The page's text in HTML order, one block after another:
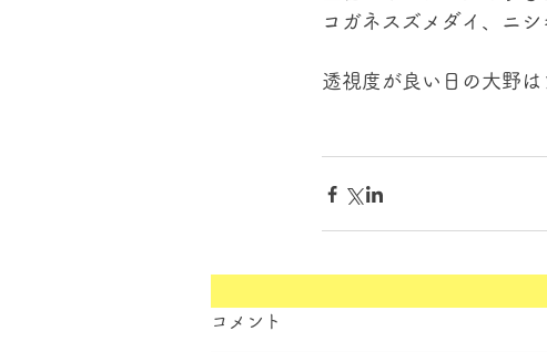
コガネスズメダイ、ニ
透視度が良い日の大野
コメント